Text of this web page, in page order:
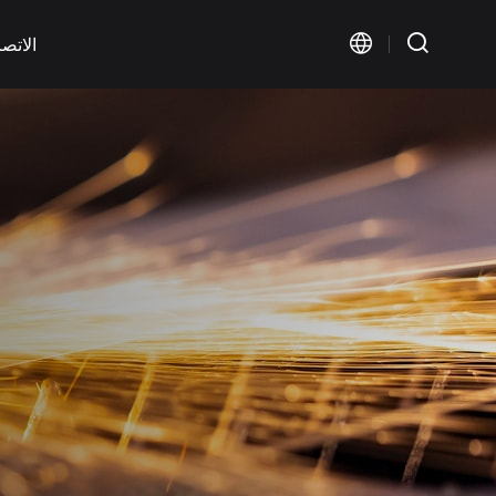
Visual Marking
< KT-FV Series>
Wide Format Marking
< KT-LMW Series>